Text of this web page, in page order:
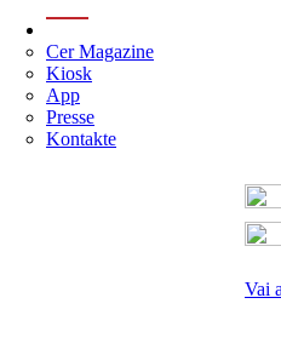
Vai a
Cer Magazine
Kiosk
App
Presse
Kontakte